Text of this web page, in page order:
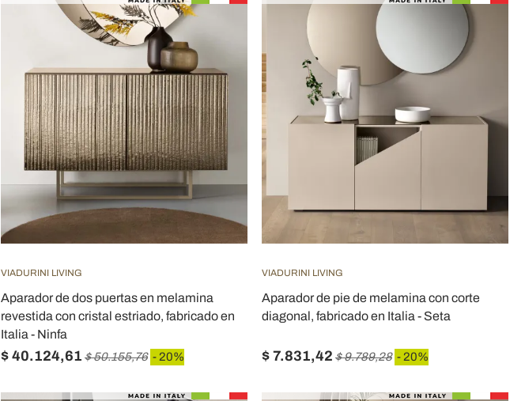
VIADURINI LIVING
Aparador de dos puertas en melamina
revestida con cristal estriado, fabricado en
Italia - Ninfa
$ 40.124,61 $ 50.155,76 - 20%
VIADURINI LIVING
Aparador de pie de melamina con corte
diagonal, fabricado en Italia - Seta
$ 7.831,42 $ 9.789,28 - 20%